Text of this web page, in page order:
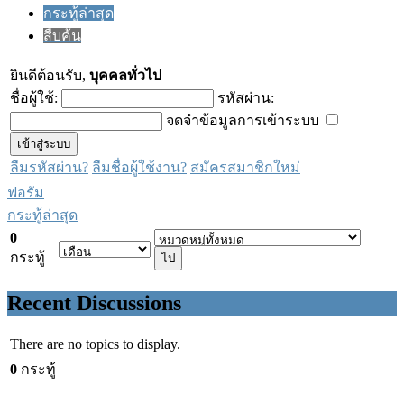
กระทู้ล่าสุด
สืบค้น
ยินดีต้อนรับ, บุคคลทั่วไป
ชื่อผู้ใช้:
รหัสผ่าน:
จดจำข้อมูลการเข้าระบบ
ลืมรหัสผ่าน? ลืมชื่อผู้ใช้งาน? สมัครสมาชิกใหม่
ฟอรัม
กระทู้ล่าสุด
0
กระทู้
Recent Discussions
There are no topics to display.
0 กระทู้